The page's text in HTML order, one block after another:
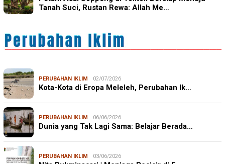
Tanah Suci, Rustan Rewa: Allah Me…
PERUBAHAN IKLIM 02/07/2026
Kota-Kota di Eropa Meleleh, Perubahan Ik…
PERUBAHAN IKLIM 06/06/2026
Dunia yang Tak Lagi Sama: Belajar Berada…
PERUBAHAN IKLIM 03/06/2026